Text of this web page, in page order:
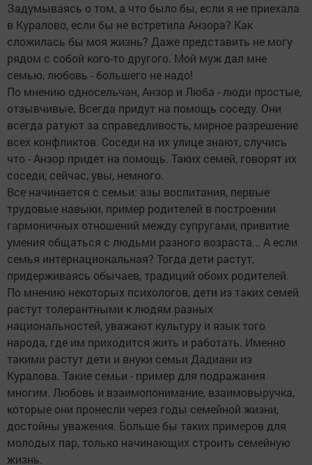
Задумываясь о том, а что было бы, если я не приехала
в Куралово, если бы не встретила Анзора? Как
сложилась бы моя жизнь? Даже представить не могу
рядом с собой кого-то другого. Мой муж дал мне
семью, любовь - большего не надо!
По мнению односельчан, Анзор и Люба - люди простые,
отзывчивые. Всегда придут на помощь соседу. Они
всегда ратуют за справедливость, мирное разрешение
всех конфликтов. Соседи на их улице знают, случись
что - Анзор придет на помощь. Таких семей, говорят их
соседи, сейчас, увы, немного.
Все начинается с семьи: азы воспитания, первые
трудовые навыки, пример родителей в построении
гармоничных отношений между супругами, привитие
умения общаться с людьми разного возраста... А если
семья интернациональная? Тогда дети растут,
придерживаясь обычаев, традиций обоих родителей.
По мнению некоторых психологов, дети из таких семей
растут толерантными к людям разных
национальностей, уважают культуру и язык того
народа, где им приходится жить и работать. Именно
такими растут дети и внуки семьи Дадиани из
Куралова. Такие семьи - пример для подражания
многим. Любовь и взаимопонимание, взаимовыручка,
которые они пронесли через годы семейной жизни,
достойны уважения. Больше бы таких примеров для
молодых пар, только начинающих строить семейную
жизнь.